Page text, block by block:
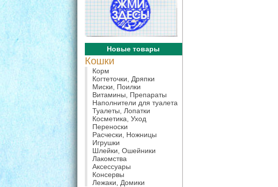
Новые товары
Кошки
Корм
Когтеточки, Дряпки
Миски, Поилки
Витамины, Препараты
Наполнители для туалета
Туалеты, Лопатки
Косметика, Уход
Переноски
Расчески, Ножницы
Игрушки
Шлейки, Ошейники
Лакомства
Аксессуары
Консервы
Лежаки, Домики